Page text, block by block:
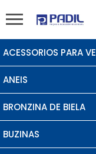
ACESSORIOS PARA
ANEIS
BRONZINA DE BIELA
BUZINAS